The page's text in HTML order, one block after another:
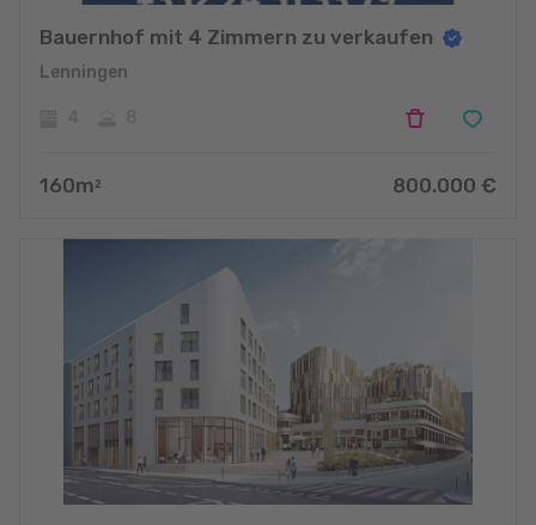
Bauernhof mit 4 Zimmern zu verkaufen
Lenningen
160m 2 800.000 €